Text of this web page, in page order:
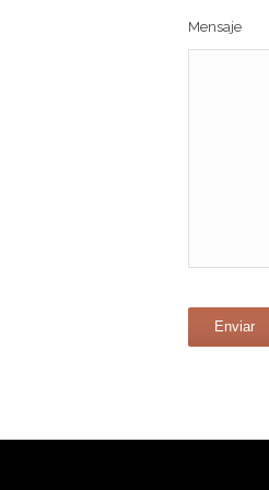
Mensaje